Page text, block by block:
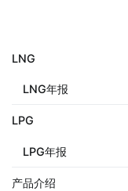
LNG
LNG年报
LPG
LPG年报
产品介绍